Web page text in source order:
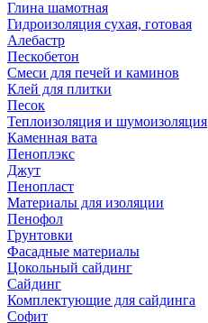
Глина шамотная
Гидроизоляция сухая, готовая
Алебастр
Пескобетон
Смеси для печей и каминов
Клей для плитки
Песок
Теплоизоляция и шумоизоляция
Каменная вата
Пеноплэкс
Джут
Пенопласт
Материалы для изоляции
Пенофол
Грунтовки
Фасадные материалы
Цокольный сайдинг
Сайдинг
Комплектующие для сайдинга
Софит